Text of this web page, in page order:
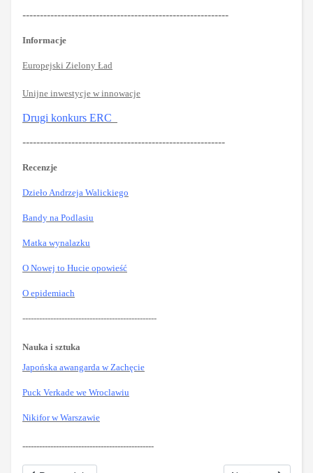
-----------------------------------------------------------
Informacje
Europejski Zielony Ład
Unijne inwestycje w innowacje
Drugi konkurs ERC
----------------------------------------------------------
Recenzje
Dzieło Andrzeja Walickiego
Bandy na Podlasiu
Matka wynalazku
O Nowej to Hucie opowieść
O epidemiach
------------------------------------------------
Nauka i sztuka
Japońska awangarda w Zachęcie
Puck Verkade we Wroclawiu
Nikifor w Warszawie
-----------------------------------------------